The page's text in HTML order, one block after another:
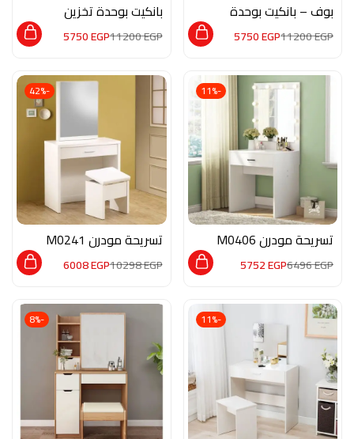
بوف – بانكيت بوحدة
تخزين De00311200EGP
5750EGP
بانكيت بوحدة تخزين
DE026
11200EGP
5750EGP
-11%
تسريحة مودرن M0406
6496EGP
5752EGP
-42%
تسريحة مودرن M0241
10298EGP
6008EGP
-11%
-8%